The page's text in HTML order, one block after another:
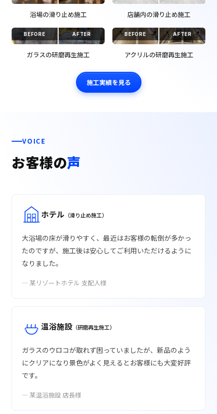
浴場の滑り止め施工 店舗内の滑り止め施工
BEFORE AFTER
ガラスの研磨再生施工
BEFORE AFTER
アクリルの研磨再生施工
施工実績を見る
VOICE
お客様の声
ホテル （滑り止め施工）
大浴場の床が滑りやすく、最近はお客様の転倒が多かっ
たのですが、施工後は安心してご利用いただけるように
なりました。
— 某リゾートホテル 支配人様
温浴施設（研磨再生施工）
ガラスのウロコが取れず困っていましたが、新品のよう
にクリアになり景色がよく見えるとお客様にも大変好評
です。
— 某温浴施設 店長様